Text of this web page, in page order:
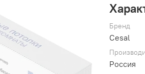
Бренд
Cesal
Россия